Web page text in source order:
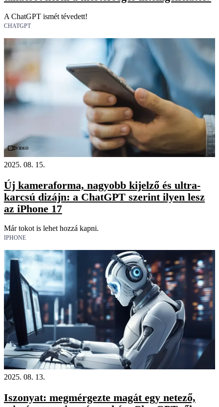
A ChatGPT ismét tévedett!
CHATGPT
Videó
2025. 08. 15.
Új kameraforma, nagyobb kijelző és ultra-
karcsú dizájn: a ChatGPT szerint ilyen lesz
az iPhone 17
Már tokot is lehet hozzá kapni.
IPHONE
2025. 08. 13.
Iszonyat: megmérgezte magát egy netező,